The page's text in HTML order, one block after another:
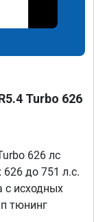
Turbo 626
626 лс
до 751 л.с.
с исходных
тюнинг